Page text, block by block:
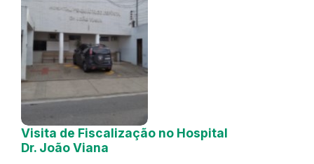
Visita de Fiscalização no Hospital
Dr. João Viana